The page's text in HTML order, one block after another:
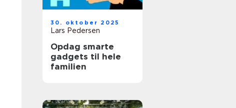
30. oktober 2025
Lars Pedersen
Opdag smarte
gadgets til hele
familien